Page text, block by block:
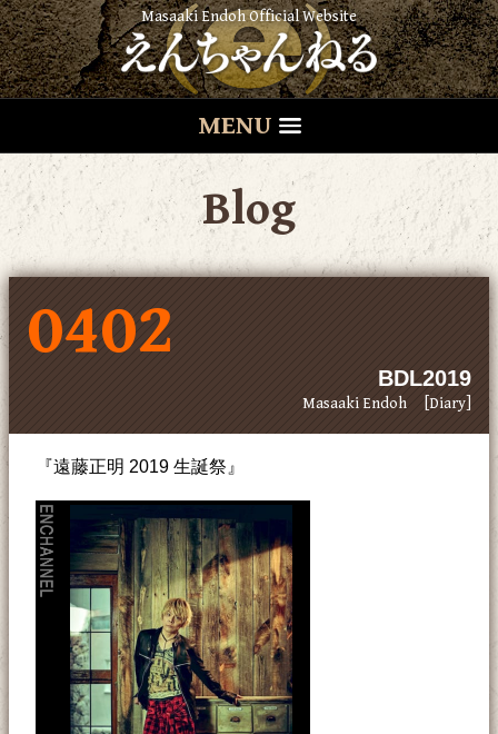
Masaaki Endoh Official Website
MENU
Blog
0402
BDL2019
Masaaki Endoh [Diary]
『遠藤正明 2019 生誕祭』